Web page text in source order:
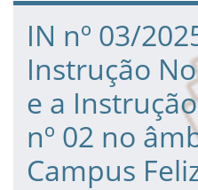
Fim da navegação
Início do conteúdo
IN nº 03/
Instrução
e a
nº 02 no
Campus